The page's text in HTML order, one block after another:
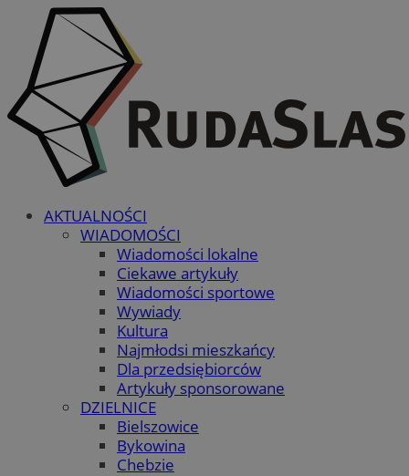
AKTUALNOŚCI
WIADOMOŚCI
Wiadomości lokalne
Ciekawe artykuły
Wiadomości sportowe
Wywiady
Kultura
Najmłodsi mieszkańcy
Dla przedsiębiorców
Artykuły sponsorowane
DZIELNICE
Bielszowice
Bykowina
Chebzie